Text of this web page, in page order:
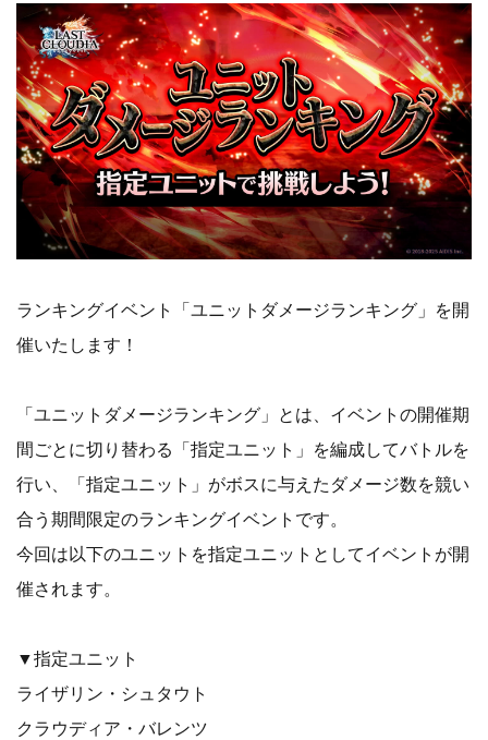
ランキングイベント「ユニットダメージランキング」を開
催いたします！
「ユニットダメージランキング」とは、イベントの開催期
間ごとに切り替わる「指定ユニット」を編成してバトルを
行い、「指定ユニット」がボスに与えたダメージ数を競い
合う期間限定のランキングイベントです。
今回は以下のユニットを指定ユニットとしてイベントが開
催されます。
▼指定ユニット
ライザリン・シュタウト
クラウディア・バレンツ